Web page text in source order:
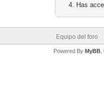
Has
Equipo del foro
Powered By MyBB,